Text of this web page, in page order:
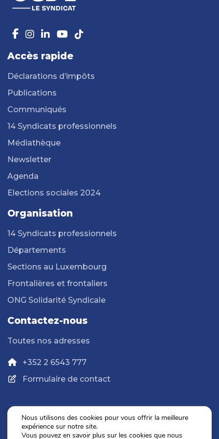
Accès rapide
Déclarations d’impôts
Publications
Communiqués
14 Syndicats professionnels
Médiathèque
Newsletter
Agenda
Elections sociales 2024
Organisation
14 Syndicats professionnels
Départements
Sections au Luxembourg
Frontalières et frontaliers
ONG Solidarité Syndicale
Contactez-nous
Toutes nos adresses
+352 2 6543 777
Formulaire de contact
Politique de confidentialité
Nous utilisons des cookies pour vous offrir la meilleure
expérience sur notre site.
Vous pouvez en savoir plus sur les cookies que nous